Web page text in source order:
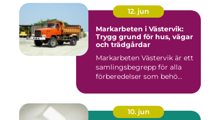
12. jun
Markarbeten i Västervik:
Trygg grund för hus, vägar
och trädgårdar
Markarbeten Västervik är ett
samlingsbegrepp för alla
förberedelser som behö...
10. jun